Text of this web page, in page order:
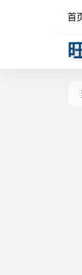
首